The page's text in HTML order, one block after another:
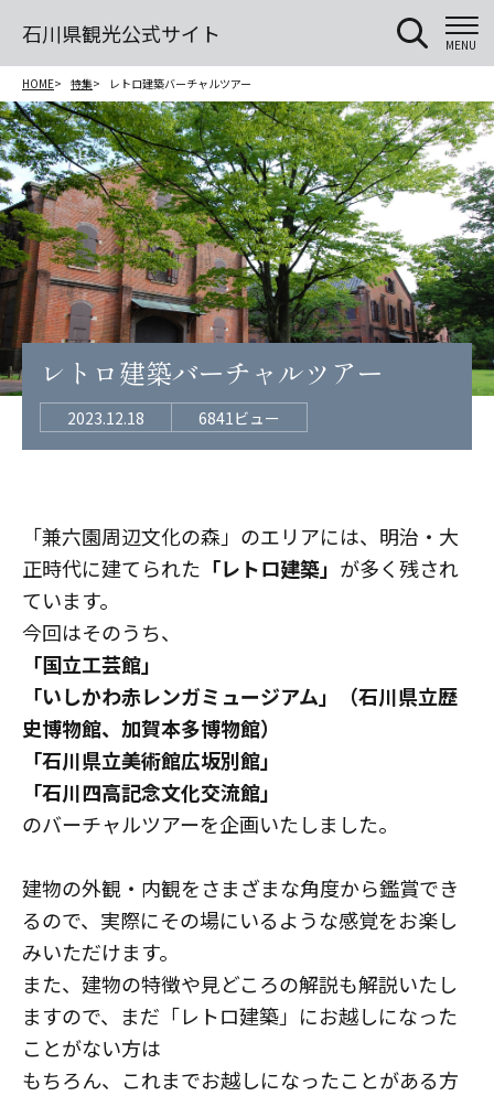
石川県観光公式サイト MENU
HOME 特集 レトロ建築バーチャルツアー
レトロ建築バーチャルツアー
2023.12.18 6841ビュー
「兼六園周辺文化の森」のエリアには、明治・大
正時代に建てられた 「レトロ建築」 が多く残され
ています。
今回はそのうち、
「国立工芸館」
「いしかわ赤レンガミュージアム」（石川県立歴
史博物館、加賀本多博物館）
「石川県立美術館広坂別館」
「石川四高記念文化交流館」
のバーチャルツアーを企画いたしました。
建物の外観・内観をさまざまな角度から鑑賞でき
るので、実際にその場にいるような感覚をお楽し
みいただけます。
また、建物の特徴や見どころの解説も解説いたし
ますので、まだ「レトロ建築」にお越しになった
ことがない方は
もちろん、
これまでお越しになったことがある方